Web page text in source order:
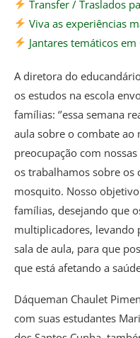
Transfer / Traslados
Viva as experiências
Jantares temáticos
A diretora do
os estudos na escola
famílias: ‘’essa semana
aula sobre o combate ao
preocupação com
os trabalhamos sobre os
mosquito. Nosso
famílias, desejando que
multiplicadores, levando
sala de aula, para que
que está afetando a
Dáqueman Chaulet
com suas estudantes